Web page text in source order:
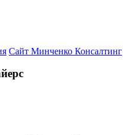
Сайт Минченко Консалтинг